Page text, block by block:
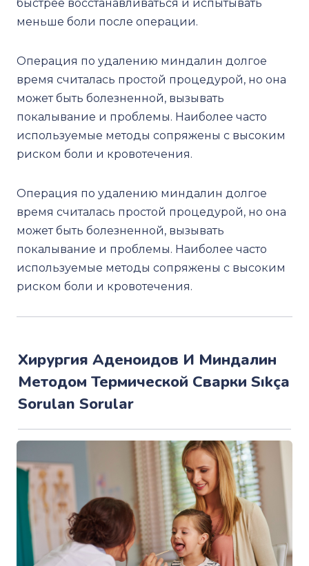
быстрее восстанавливаться и испытывать
меньше боли после операции.
Операция по удалению миндалин долгое
время считалась простой процедурой, но она
может быть болезненной, вызывать
покалывание и проблемы. Наиболее часто
используемые методы сопряжены с высоким
риском боли и кровотечения.
Операция по удалению миндалин долгое
время считалась простой процедурой, но она
может быть болезненной, вызывать
покалывание и проблемы. Наиболее часто
используемые методы сопряжены с высоким
риском боли и кровотечения.
Хирургия Аденоидов И Миндалин
Методом Термической Сварки Sıkça
Sorulan Sorular